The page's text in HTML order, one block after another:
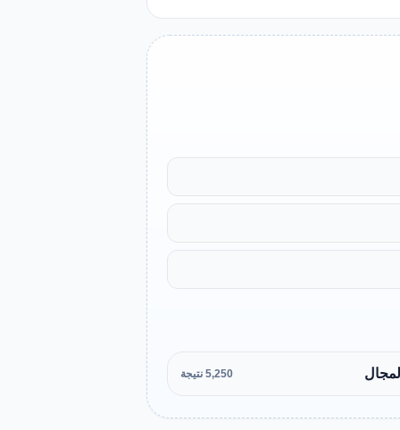
5,250 نتيجة